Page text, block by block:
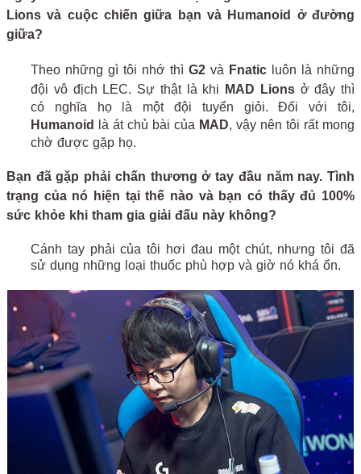
Lions và cuộc chiến giữa bạn và Humanoid ở đường
giữa?
Theo những gì tôi nhớ thì G2 và Fnatic luôn là những
đội vô địch LEC. Sự thật là khi
MAD Lionsở đây thì
có nghĩa họ là một đội tuyển giỏi. Đối với tôi,
Humanoid
là át chủ bài của MAD, vậy nên tôi rất mong
chờ được gặp họ.
Bạn đã gặp phải chấn thương ở tay đầu năm nay. Tình
trạng của nó hiện tại thế nào và bạn có thấy đủ 100%
sức khỏe khi tham gia giải đấu này không?
Cánh tay phải của tôi hơi đau một chút, nhưng tôi đã
sử dụng những loại thuốc phù hợp và giờ nó khá ổn.